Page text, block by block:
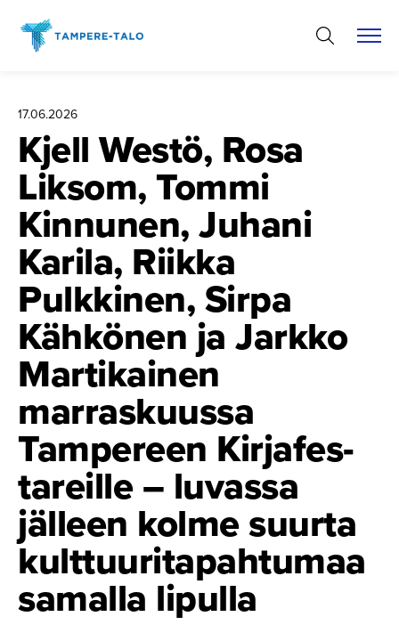
sisältöön
17.06.2026
Kjell Westö, Rosa
Liksom, Tommi
Kinnunen, Juhani
Karila, Riikka
Pulkkinen, Sirpa
Kähkönen ja Jarkko
Martikainen
marraskuussa
Tampereen Kirjafes­
ta­reille – luvassa
jälleen kolme suurta
kulttuuri­ta­pah­tumaa
samalla lipulla